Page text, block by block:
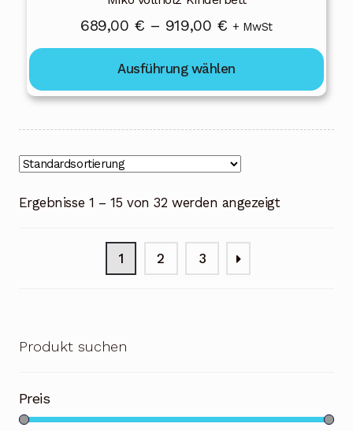
689,00 € – 919,00 €Preisspanne:
689,00 €
bis
919,00 €
+ MwSt
Ausführung wählen
Ergebnisse 1 – 15 von 32 werden angezeigt
1 2 3
Produkt suchen
Preis